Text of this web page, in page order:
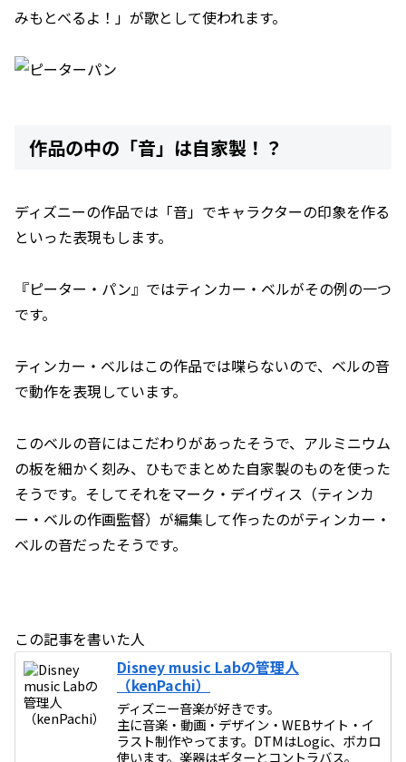
みもとべるよ！」が歌として使われます。
作品の中の「音」は自家製！？
ディズニーの作品では「音」でキャラクターの印象を作る
といった表現もします。
『ピーター・パン』ではティンカー・ベルがその例の一つ
です。
ティンカー・ベルはこの作品では喋らないので、ベルの音
で動作を表現しています。
このベルの音にはこだわりがあったそうで、アルミニウム
の板を細かく刻み、ひもでまとめた自家製のものを使った
そうです。そしてそれをマーク・デイヴィス（ティンカ
ー・ベルの作画監督）が編集して作ったのがティンカー・
ベルの音だったそうです。
この記事を書いた人
Disney music Labの管理人
（kenPachi）
ディズニー音楽が好きです。
主に音楽・動画・デザイン・WEBサイト・イ
ラスト制作やってます。DTMはLogic、ボカロ
使います。楽器はギターとコントラバス。